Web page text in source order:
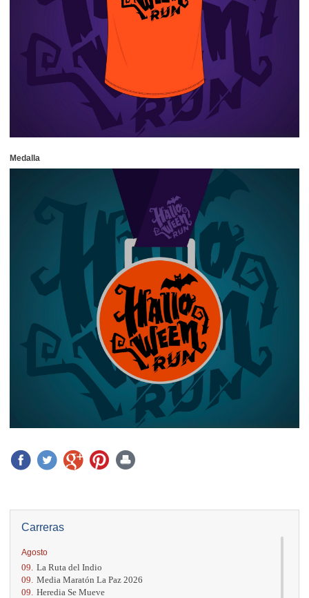
Carreras
Agosto
09. La Ruta del Indio
09. Media Maratón La Paz 2026
09. Heredia Se Mueve
Medalla